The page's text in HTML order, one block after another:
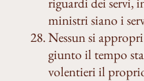
ministri siano i
Nessun si
giunto il tempo
volentieri il